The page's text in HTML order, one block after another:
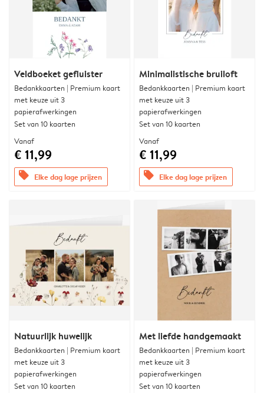
Veldboeket gefluister
Bedankkaarten | Premium kaart
met keuze uit 3
papierafwerkingen
Set van 10 kaarten
Vanaf
€ 11,99
offers Elke dag lage prijzen
Minimalistische bruiloft
Bedankkaarten | Premium kaart
met keuze uit 3
papierafwerkingen
Set van 10 kaarten
Vanaf
€ 11,99
offers Elke dag lage prijzen
Natuurlijk huwelijk
Bedankkaarten | Premium kaart
met keuze uit 3
papierafwerkingen
Set van 10 kaarten
Met liefde handgemaakt
Bedankkaarten | Premium kaart
met keuze uit 3
papierafwerkingen
Set van 10 kaarten